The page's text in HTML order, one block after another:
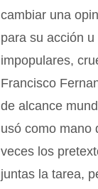
cambiar una
para su acción
impopulares,
Francisco
de alcance
usó como mano
veces los
juntas la tarea,